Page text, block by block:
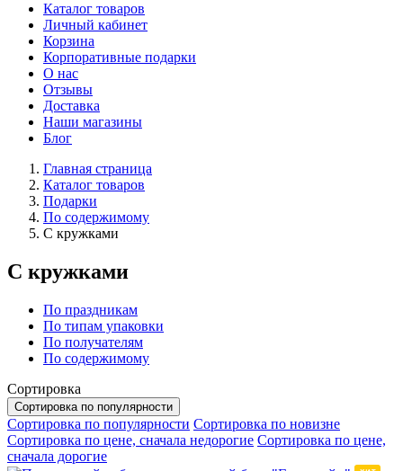
Каталог товаров
Личный кабинет
Корзина
Корпоративные подарки
О нас
Отзывы
Доставка
Наши магазины
Блог
Главная страница
Каталог товаров
Подарки
По содержимому
С кружками
С кружками
По праздникам
По типам упаковки
По получателям
По содержимому
Сортировка
Сортировка по популярности
Сортировка по популярности Сортировка по новизне
Сортировка по цене, сначала недорогие Сортировка по цене,
сначала дорогие